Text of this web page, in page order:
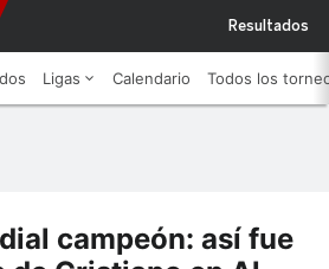
Resultados
Ligas Calendario Todos los
campeón: así fue